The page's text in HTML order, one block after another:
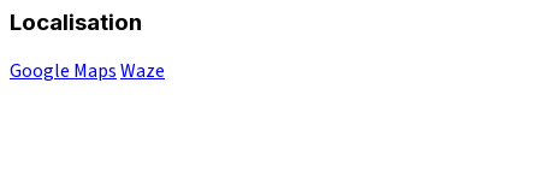
Localisation
Google MapsWaze